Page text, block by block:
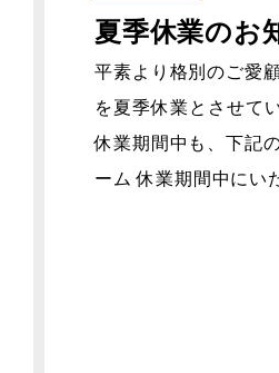
夏季休業のお
平素より格別のご愛
を夏季休業とさせて
休業期間中も、下記
ーム 休業期間中にい